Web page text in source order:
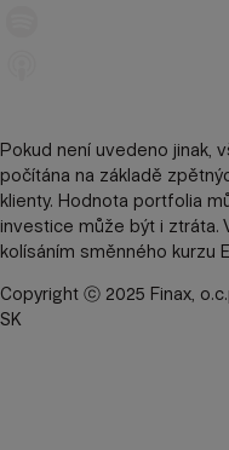
Pokud není uvedeno jinak,
počítána na základě
klienty. Hodnota portfolia
investice může být i ztráta.
kolísáním směnného kurzu
Copyright ⓒ 2025 Finax,
SK